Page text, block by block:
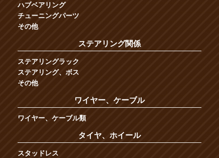
ハブベアリング
チューニングパーツ
その他
ステアリング関係
ステアリングラック
ステアリング、ボス
その他
ワイヤー、ケーブル
ワイヤー、ケーブル類
タイヤ、ホイール
スタッドレス